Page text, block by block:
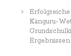
Erfolgreiche
Känguru-
Ergebnissen